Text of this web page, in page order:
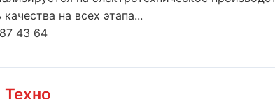
на всех этапа...
43 64